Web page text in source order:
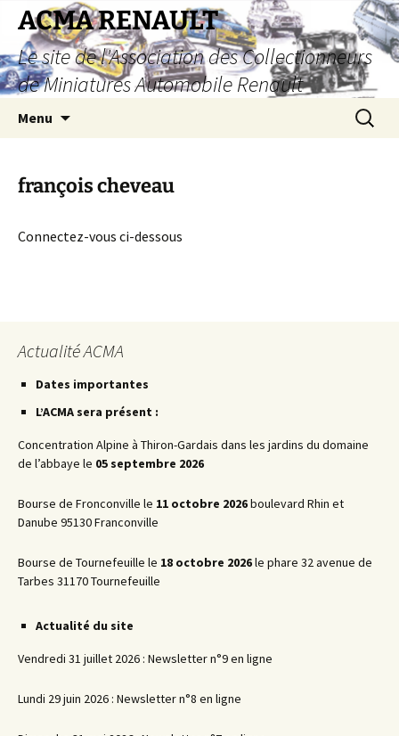
Aller
contenu
ACMA RENAULT
Le site de l'Association des Collectionneurs
de Miniatures Automobile Renault
Menu
françois cheveau
Connectez-vous ci-dessous
Actualité ACMA
Dates importantes
L’ACMA sera présent :
Concentration Alpine à Thiron-Gardais dans les jardins du domaine
de l’abbaye le 05 septembre 2026
Bourse de Fronconville le 11 octobre 2026boulevard Rhin et
Danube 95130 Franconville
Bourse de Tournefeuille le 18 octobre 2026le phare 32 avenue de
Tarbes 31170 Tournefeuille
Actualité du site
Vendredi 31 juillet 2026 : Newsletter n°9 en ligne
Lundi 29 juin 2026 : Newsletter n°8 en ligne